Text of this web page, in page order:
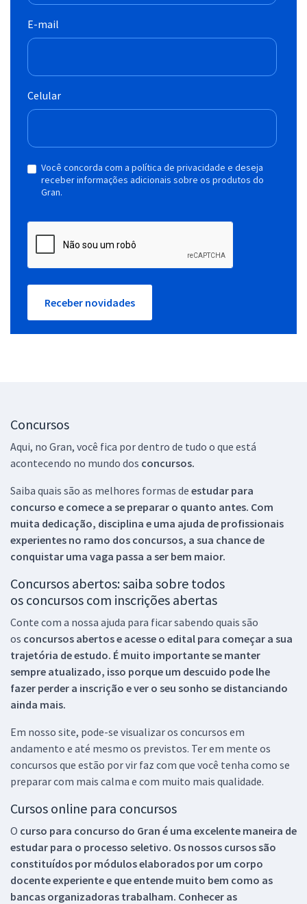
E-mail
Celular
Você concorda com a política de privacidade e deseja
receber informações adicionais sobre os produtos do
Gran.
Receber novidades
Concursos
Aqui, no Gran, você fica por dentro de tudo o que está
acontecendo no mundo dos concursos.
Saiba quais são as melhores formas de estudar para
concurso e comece a se preparar o quanto antes. Com
muita dedicação, disciplina e uma ajuda de profissionais
experientes no ramo dos concursos, a sua chance de
conquistar uma vaga passa a ser bem maior.
Concursos abertos: saiba sobre todos
os concursos com inscrições abertas
Conte com a nossa ajuda para ficar sabendo quais são
os concursos abertos e acesse o edital para começar a sua
trajetória de estudo. É muito importante se manter
sempre atualizado, isso porque um descuido pode lhe
fazer perder a inscrição e ver o seu sonho se distanciando
ainda mais.
Em nosso site, pode-se visualizar os concursos em
andamento e até mesmo os previstos. Ter em mente os
concursos que estão por vir faz com que você tenha como se
preparar com mais calma e com muito mais qualidade.
Cursos online para concursos
O curso para concurso do Gran é uma excelente maneira de
estudar para o processo seletivo. Os nossos cursos são
constituídos por módulos elaborados por um corpo
docente experiente e que entende muito bem como as
bancas organizadoras trabalham. Conhecer as